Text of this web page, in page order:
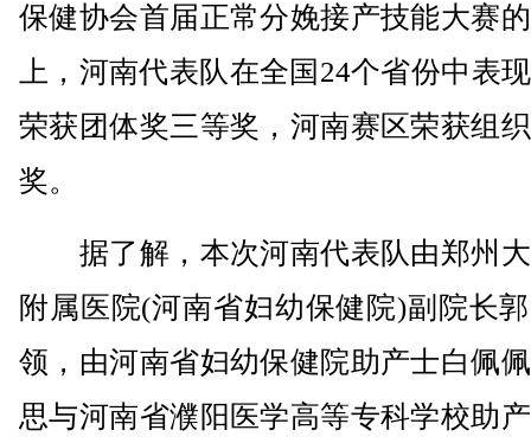
保健协会首届正常分娩接产技能大赛
上，河南代表队在全国24个省份中表
荣获团体奖三等奖，河南赛区荣获组
奖。
据了解，本次河南代表队由郑州
附属医院(河南省妇幼保健院)副院长
领，由河南省妇幼保健院助产士白佩
思与河南省濮阳医学高等专科学校助